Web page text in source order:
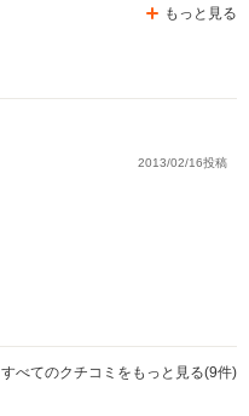
もっと見る
2013/02/16投稿
すべてのクチコミをもっと見る(9件)